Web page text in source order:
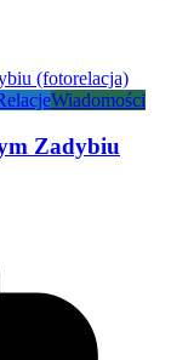
Wiadomości
Zadybiu